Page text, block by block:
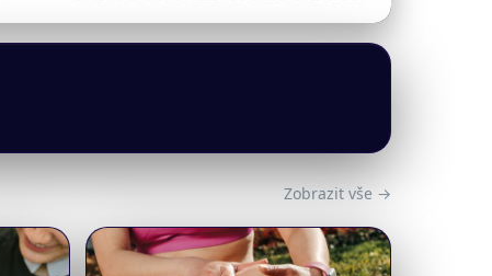
Zobrazit vše →